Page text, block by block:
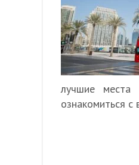
лучшие места
ознакомиться